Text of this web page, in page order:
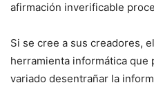
afirmación inverificable
Si se cree a sus creadores, el
herramienta informática que
variado desentrañar la